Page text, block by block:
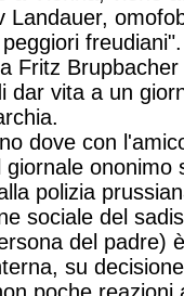
Landauer,
Fritz
dar vita a un
dove con
giornale ononimo
polizia
sociale del
del padre)
su